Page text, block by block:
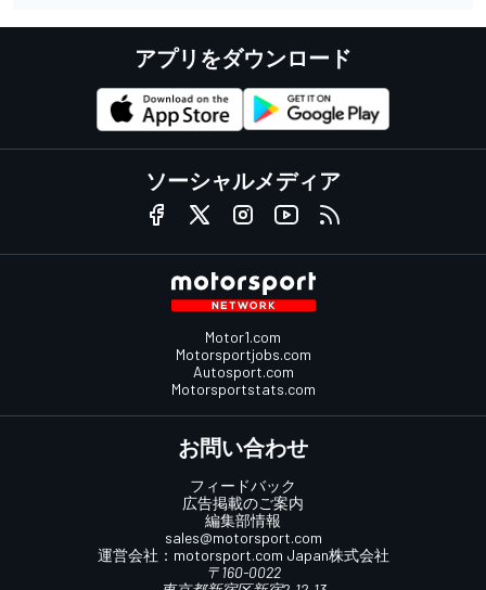
アプリをダウンロード
ソーシャルメディア
Motor1.com
Motorsportjobs.com
Autosport.com
Motorsportstats.com
お問い合わせ
フィードバック
広告掲載のご案内
編集部情報
sales@motorsport.com
運営会社： motorsport.com Japan株式会社
〒160-0022